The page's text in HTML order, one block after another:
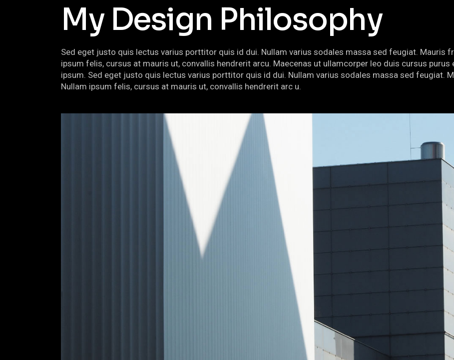
My Design Philosophy
Sed eget justo quis lectus varius porttitor quis id dui. Nullam varius sodales massa sed feugiat. Mauris
ipsum felis, cursus at mauris ut, convallis hendrerit arcu. Maecenas ut ullamcorper leo duis cursus
ipsum. Sed eget justo quis lectus varius porttitor quis id dui. Nullam varius sodales massa sed feugiat.
Nullam ipsum felis, cursus at mauris ut, convallis hendrerit arc u.